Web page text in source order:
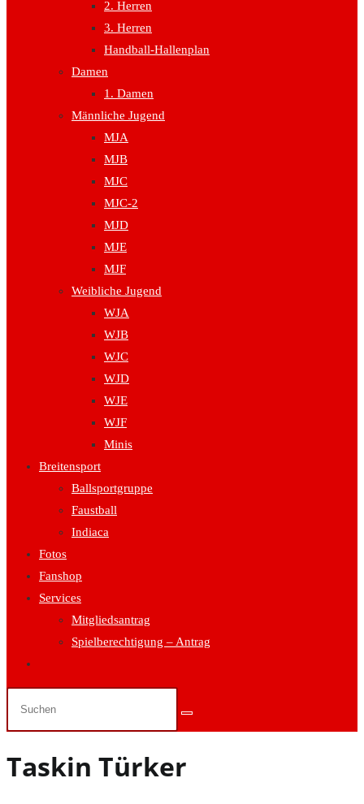
2. Herren
3. Herren
Handball-Hallenplan
Damen
1. Damen
Männliche Jugend
MJA
MJB
MJC
MJC-2
MJD
MJE
MJF
Weibliche Jugend
WJA
WJB
WJC
WJD
WJE
WJF
Minis
Breitensport
Ballsportgruppe
Faustball
Indiaca
Fotos
Fanshop
Services
Mitgliedsantrag
Spielberechtigung – Antrag
Suche
umschalten
Taskin Türker